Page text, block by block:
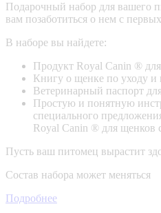
Подарочный набор для вашего
вам позаботиться о нем с
В наборе вы найдете:
Продукт Royal Canin ®
Книгу о щенке по уходу
Ветеринарный паспорт
Простую и понятную
специального
Royal Canin ® для щенков
Пусть ваш питомец вырастит
Состав набора может меняться
Подробнее